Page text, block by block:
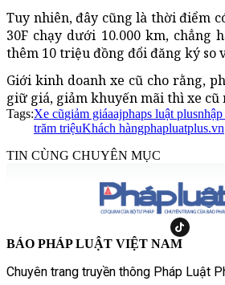
Tuy nhiên, đây cũng là thời điểm
30F chạy dưới 10.000 km, chẳng
thêm 10 triệu đồng đổi đăng ký so
Giới kinh doanh xe cũ cho rằng,
giữ giá, giảm khuyến mãi thì xe
Tags:Xe cũgiảm giáaajphaps luật plus
trăm triệuKhách hàngphapluatplus.vn
TIN CÙNG CHUYÊN MỤC
BÁO PHÁP LUẬT VIỆT NAM
Chuyên trang truyền thông Pháp Luật